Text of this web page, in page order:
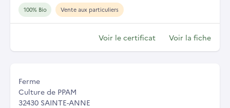
100% Bio Vente aux particuliers
Voir le certificat Voir la fiche
Ferme
Culture de PPAM
32430 SAINTE-ANNE